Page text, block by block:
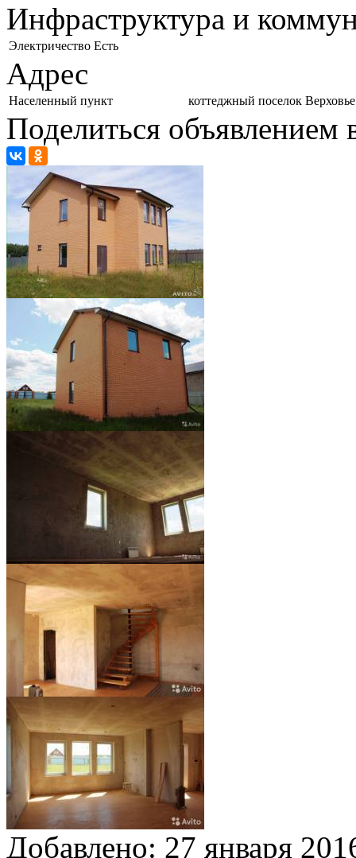
Инфраструктура и
Электричество Есть
Адрес
Населенный пункт коттеджный поселок
Поделиться объявлением
Добавлено: 27 января